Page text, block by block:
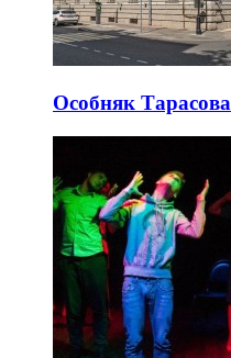
Особняк Тарасова